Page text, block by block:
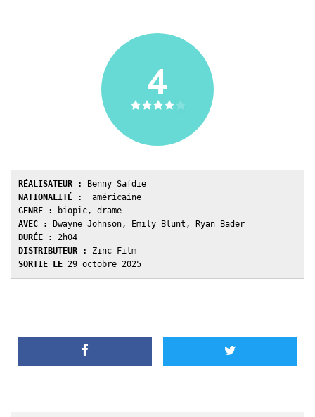
4
RÉALISATEUR :
NATIONALITÉ :
GENRE
AVEC :
DURÉE :
DISTRIBUTEUR :
SORTIE LE 29 octobre 2025